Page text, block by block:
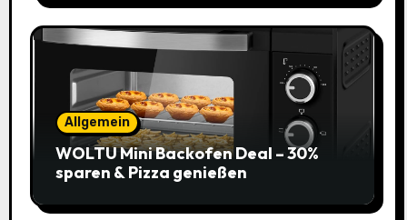
Allgemein
WOLTU Mini Backofen Deal – 30%
sparen & Pizza genießen